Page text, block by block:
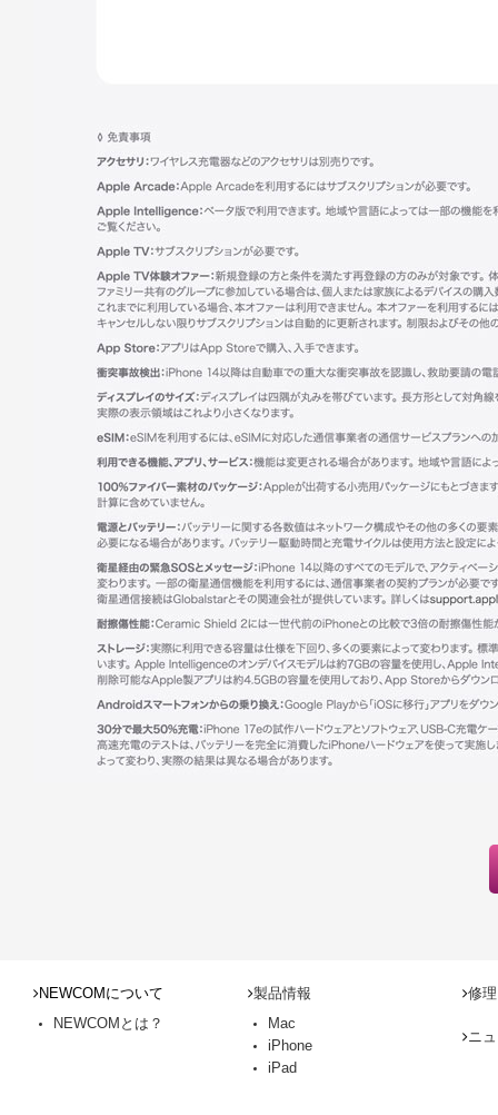
NEWCOMについて
NEWCOMとは？
製品情報
Mac
iPhone
iPad
修
ニ